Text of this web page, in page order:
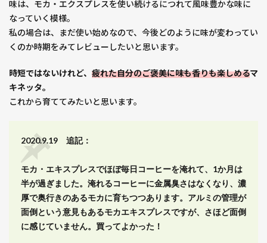
味は、モカ・エクスプレスを使い続けるにつれて風味豊かな味に
なっていく模様。
私の場合は、まだ使い始めなので、今後どのように味が変わってい
くのか時期をみてレビューしたいと思います。
時短ではないけれど、 疲れた自分のご褒美に味も香りも楽しめるマ
キネッタ。
これから育ててみたいと思います。
2020.9.19 追記：
モカ・エキスプレスでほぼ毎日コーヒーを淹れて、1か月は
半が過ぎました。 淹れるコーヒーに金属臭さはなくなり、濃
厚で奥行きのあるモカに育ちつつあります。 アルミの管理が
面倒という意見もあるモカエキスプレスですが、さほど面倒
に感じていません。買ってよかった！